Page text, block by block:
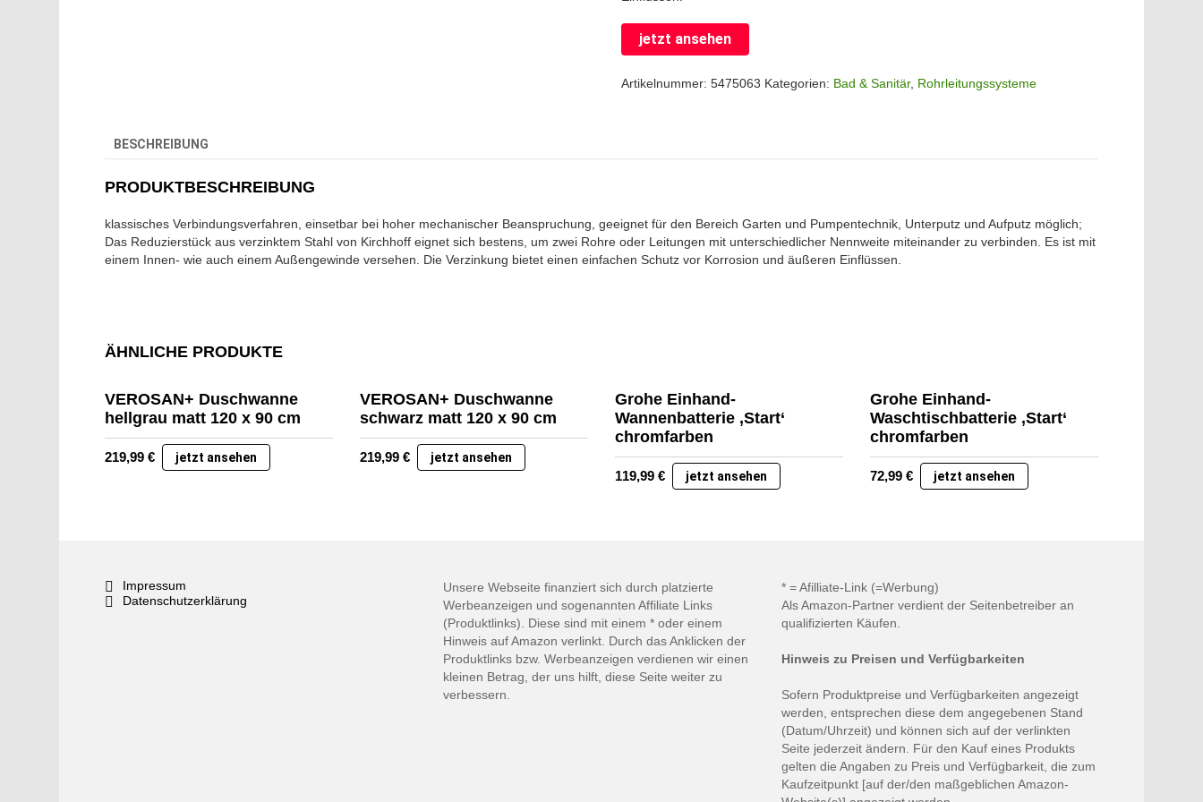
jetzt ansehen
Artikelnummer:5475063 Kategorien: Bad & Sanitär, Rohrleitungssysteme
BESCHREIBUNG
PRODUKTBESCHREIBUNG
klassisches Verbindungsverfahren, einsetbar bei hoher mechanischer Beanspruchung, geeignet für den Bereich Garten und Pumpentechnik, Unterputz und Aufputz möglich;
Das Reduzierstück aus verzinktem Stahl von Kirchhoff eignet sich bestens, um zwei Rohre oder Leitungen mit unterschiedlicher Nennweite miteinander zu verbinden. Es ist mit
einem Innen- wie auch einem Außengewinde versehen. Die Verzinkung bietet einen einfachen Schutz vor Korrosion und äußeren Einflüssen.
ÄHNLICHE PRODUKTE
VEROSAN+ Duschwanne
hellgrau matt 120 x 90 cm
219,99 € jetzt ansehen
VEROSAN+ Duschwanne
schwarz matt 120 x 90 cm
219,99 € jetzt ansehen
Grohe Einhand-
Wannenbatterie ‚Start‘
chromfarben
119,99 € jetzt ansehen
Grohe Einhand-
Waschtischbatterie ‚Start‘
chromfarben
72,99 € jetzt ansehen
Impressum
Datenschutzerklärung
Unsere Webseite finanziert sich durch platzierte
Werbeanzeigen und sogenannten Affiliate Links
(Produktlinks). Diese sind mit einem * oder einem
Hinweis auf Amazon verlinkt. Durch das Anklicken der
Produktlinks bzw. Werbeanzeigen verdienen wir einen
kleinen Betrag, der uns hilft, diese Seite weiter zu
verbessern.
* = Afilliate-Link (=Werbung)
Als Amazon-Partner verdient der Seitenbetreiber an
qualifizierten Käufen.
Hinweis zu Preisen und Verfügbarkeiten
Sofern Produktpreise und Verfügbarkeiten angezeigt
werden, entsprechen diese dem angegebenen Stand
(Datum/Uhrzeit) und können sich auf der verlinkten
Seite jederzeit ändern. Für den Kauf eines Produkts
gelten die Angaben zu Preis und Verfügbarkeit, die zum
Kaufzeitpunkt [auf der/den maßgeblichen Amazon-